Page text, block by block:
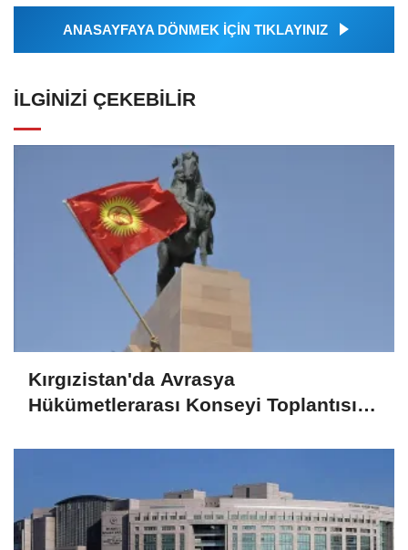
ANASAYFAYA DÖNMEK İÇİN TIKLAYINIZ
İLGINIZI ÇEKEBILIR
Kırgızistan'da Avrasya
Hükümetlerarası Konseyi Toplantısı